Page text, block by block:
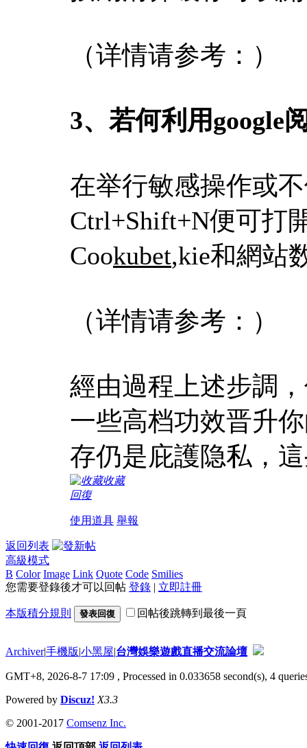
（详情请参考：）
3、 若何利用google
在举行敏感操作或
Ctrl+Shift+N便可打
Cookubet,kie和網站
（详情请参考：）
經由過程上述步調
一些高档功效晋升
存仍是庇護隐私，
收藏
回復
使用道具 舉報
返回列表
高級模式
B Color Image Link Quote Code Smilies
您需要登錄後才可以回帖 登錄 | 立即註冊
本版積分規則 發表回復 回帖後跳轉到最後一頁
Archiver|手機版|小黑屋|台灣娛樂遊戲直播交流論壇
GMT+8, 2026-8-7 17:09 , Processed in 0.033658 second(s), 4
Powered by Discuz! X3.3
© 2001-2017 Comsenz Inc.